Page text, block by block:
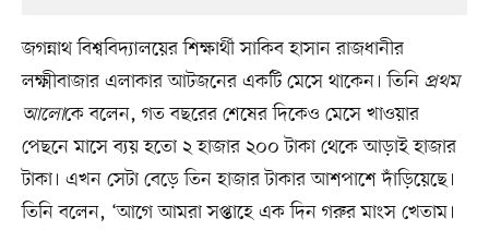
জগন্নাথ বিশ্ববিদ্যালয়ের শিক্ষার্থী সাকিব হাসান রাজধানীর
লক্ষ্মীবাজার এলাকার আটজনের একটি মেসে থাকেন। তিনি প্রথম
আলোকে বলেন, গত বছরের শেষের দিকেও মেসে খাওয়ার
পেছনে মাসে ব্যয় হতো ২ হাজার ২০০ টাকা থেকে আড়াই হাজার
টাকা। এখন সেটা বেড়ে তিন হাজার টাকার আশপাশে দাঁড়িয়েছে।
তিনি বলেন, ‘আগে আমরা সপ্তাহে এক দিন গরুর মাংস খেতাম।